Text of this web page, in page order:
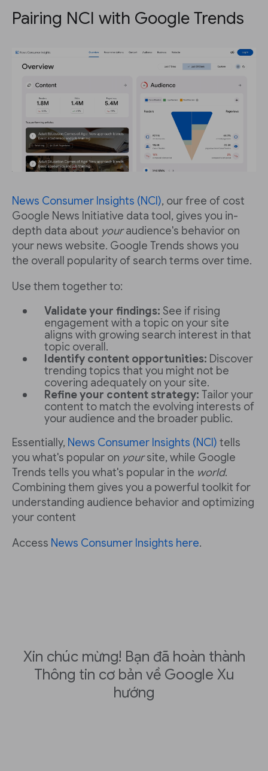
Pairing NCI with Google Trends
News Consumer Insights (NCI), our free of cost
Google News Initiative data tool, gives you in-
depth data about youraudience's behavior on
your news website. Google Trends shows you
the overall popularity of search terms over time.
Use them together to:
Validate your findings: See if rising
engagement with a topic on your site
aligns with growing search interest in that
topic overall.
Identify content opportunities: Discover
trending topics that you might not be
covering adequately on your site.
Refine your content strategy: Tailor your
content to match the evolving interests of
your audience and the broader public.
Essentially, News Consumer Insights (NCI) tells
you what's popular on yoursite, while Google
Trends tells you what's popular in the world.
Combining them gives you a powerful toolkit for
understanding audience behavior and optimizing
your content
Access News Consumer Insights here.
Xin chúc mừng! Bạn đã hoàn thành
Thông tin cơ bản về Google Xu
hướng